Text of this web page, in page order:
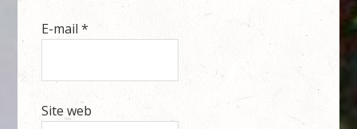
E-mail*
Site web